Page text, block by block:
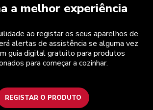
a melhor experiência
ao registar os seus aparelhos de
alertas de assistência se alguma vez
guia digital gratuito para produtos
para começar a cozinhar.
REGISTAR O PRODUTO